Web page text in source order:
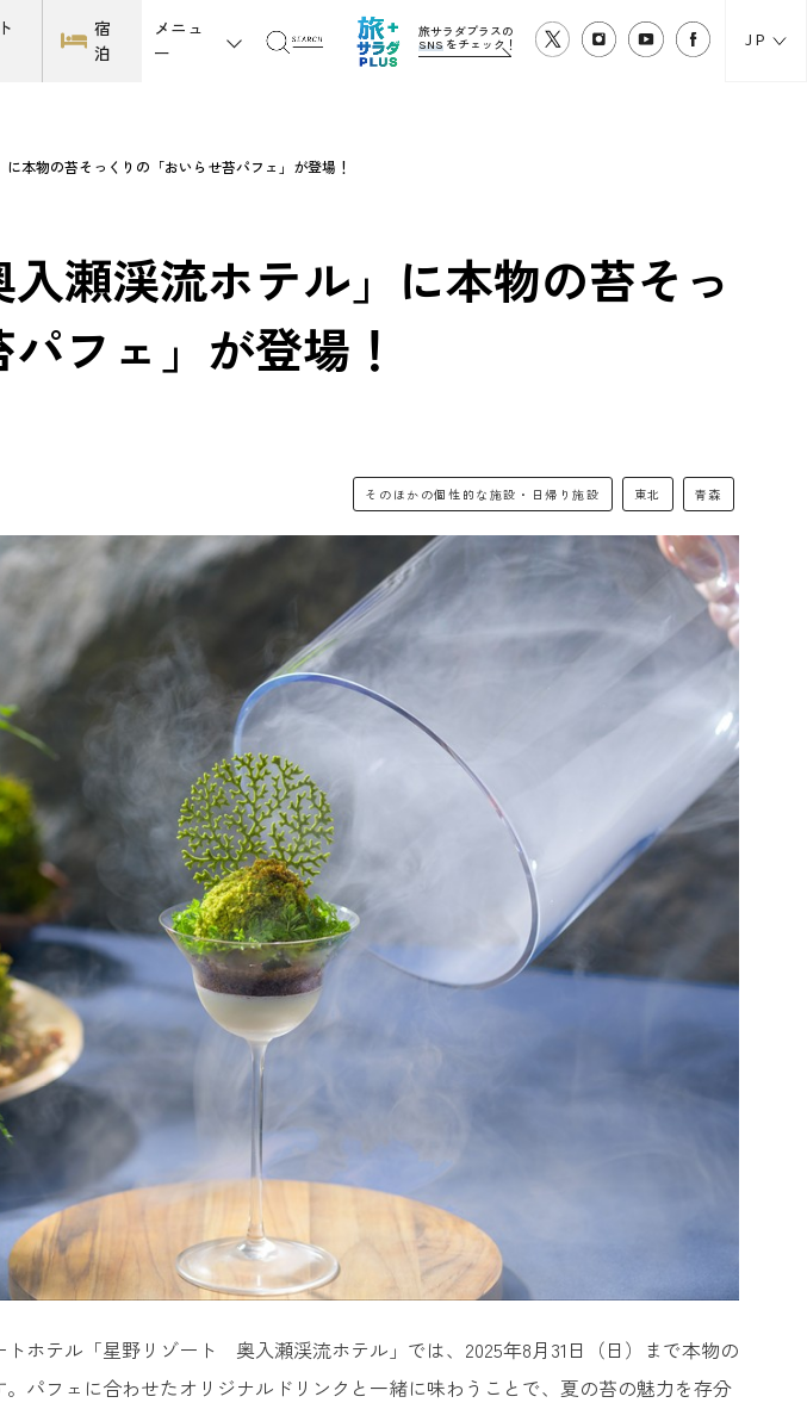
宿
泊
メニュ
ー
旅サラダプラスの
SNS をチェック！ JP
本物の苔そっくりの「おいらせ苔パフェ」が登場！
瀬渓流ホテル」に本物の苔そっ
フェ」が登場！
そのほかの個性的な施設・日帰り施設 東北 青森
ホテル「星野リゾート 奥入瀬渓流ホテル」では、2025年8月31日（日）まで本物の
パフェに合わせたオリジナルドリンクと一緒に味わうことで、夏の苔の魅力を存分